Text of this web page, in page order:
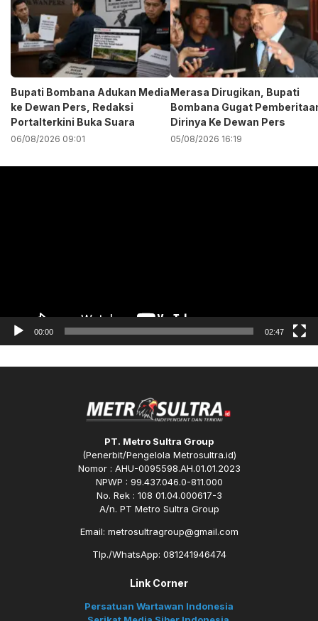
Bupati Bombana Adukan Media
ke Dewan Pers, Redaksi
Portalterkini Buka Suara
06/08/2026 09:01
Merasa Dirugikan, Bupati
Bombana Gugat
Dirinya Ke Dewan Pers
05/08/2026 16:19
00:00 02:47
PT. Metro Sultra Group
(Penerbit/Pengelola Metrosultra.id)
Nomor : AHU-0095598.AH.01.01.2023
NPWP : 99.437.046.0-811.000
No. Rek : 108 01.04.000617-3
A/n. PT Metro Sultra Group
Email: metrosultragroup@gmail.com
Tlp./WhatsApp: 081241946474
Link Corner
Persatuan Wartawan Indonesia